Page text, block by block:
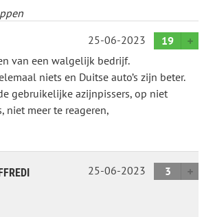
25-06-2023
19
van een walgelijk bedrijf.
niets en Duitse auto’s zijn beter.
gebruikelijke azijnpissers, op niet
niet meer te reageren,
25-06-2023
3